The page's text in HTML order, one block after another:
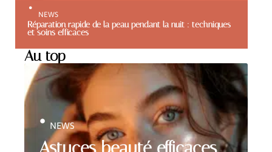
NEWS
Réparation rapide de la peau pendant la nuit : techniques
et soins efficaces
Au top
NEWS